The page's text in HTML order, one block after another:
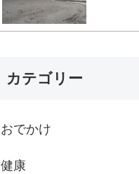
カテゴリー
おでかけ
健康